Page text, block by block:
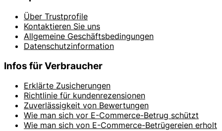
Über Trustprofile
Kontaktieren Sie uns
Allgemeine Geschäftsbedingungen
Datenschutzinformation
Infos für Verbraucher
Erklärte Zusicherungen
Richtlinie für kundenrezensionen
Zuverlässigkeit von Bewertungen
Wie man sich vor E-Commerce-Betrug schützt
Wie man sich von E-Commerce-Betrügereien erholt